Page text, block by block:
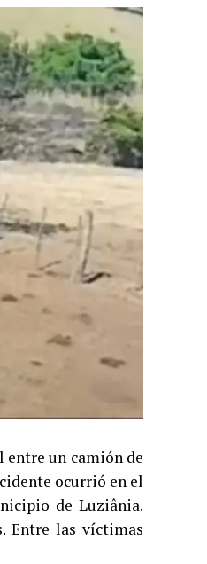
un camión de
ocurrió en el
de Luziânia.
Entre las víctimas